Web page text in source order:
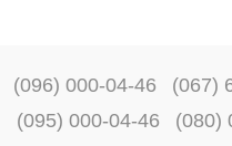
(096) 000-04-46 (067)
(095) 000-04-46
(080)